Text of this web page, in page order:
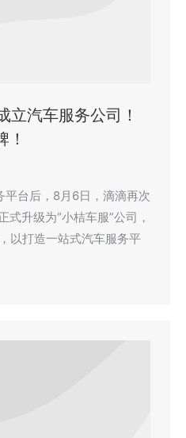
立汽车服务公司！
台后，8月6日，滴滴再次
升级为“小桔车服”公司，
以打造一站式汽车服务平